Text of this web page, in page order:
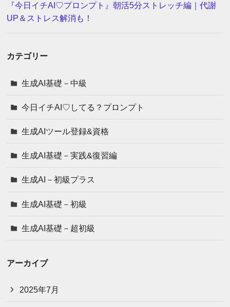
『今日イチAI♡プロンプト』朝活5分ストレッチ編｜代謝
UP＆ストレス解消も！
カテゴリー
生成AI基礎－中級
今日イチAI♡してる？プロンプト
生成AIツール登録&資格
生成AI基礎－実践&復習編
生成AI－初級プラス
生成AI基礎－初級
生成AI基礎－超初級
アーカイブ
2025年7月